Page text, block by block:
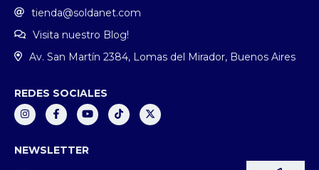
tienda@soldanet.com
Visita nuestro Blog!
Av. San Martín 2384, Lomas del Mirador, Buenos Aires
REDES SOCIALES
NEWSLETTER